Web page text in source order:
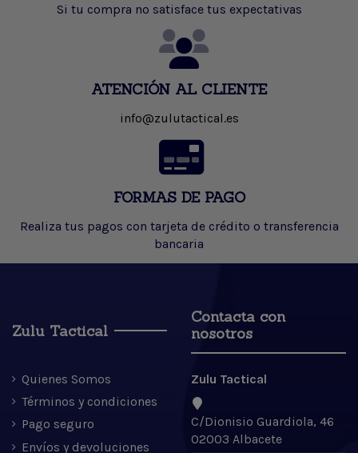
Si tu compra no satisface tus expectativas
ATENCIÓN AL CLIENTE
info@zulutactical.es
FORMAS DE PAGO
Realiza tus pagos con tarjeta de crédito o transferencia
bancaria
Zulu Tactical
Quienes Somos
Términos y condiciones
Pago seguro
Envíos y devoluciones
Contacta con
nosotros
Zulu Tactical
C/Dionisio Guardiola, 46
02003 Albacete